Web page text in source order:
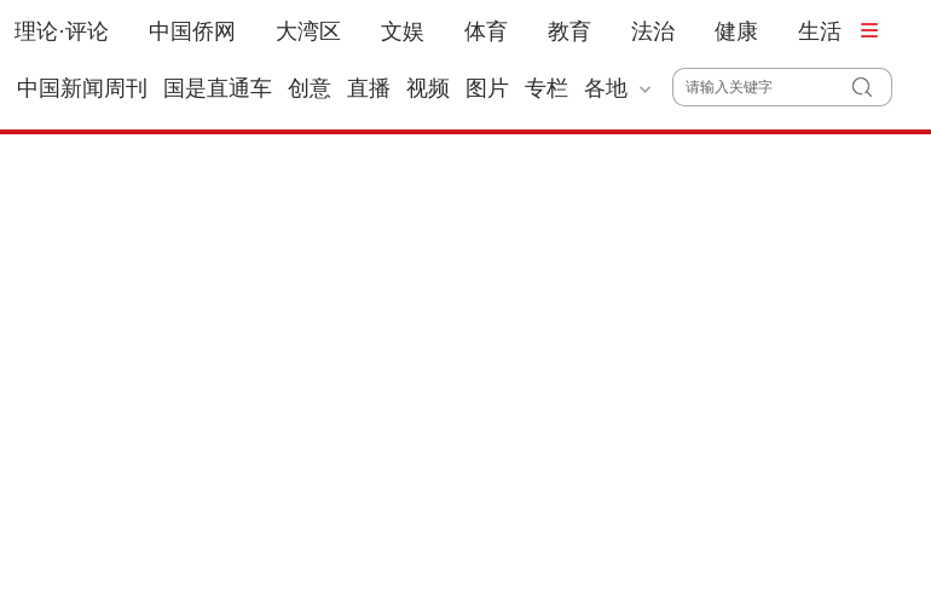
理论·评论 中国侨网 大湾区 文娱 体育 教育 法治 健康 生活
中国新闻周刊 国是直通车 创意 直播 视频 图片 专栏 各地